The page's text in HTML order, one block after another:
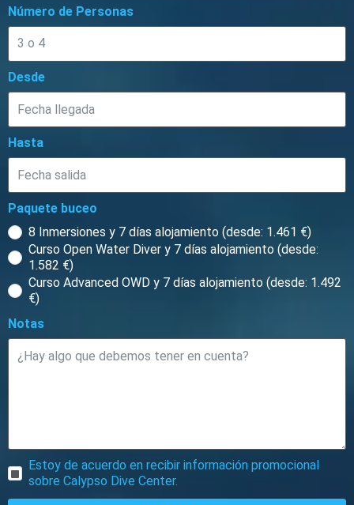
Número de Personas
Desde
Hasta
Paquete buceo
8 Inmersiones y 7 días alojamiento (desde: 1.461 €)
Curso Open Water Diver y 7 días alojamiento (desde:
1.582 €)
Curso Advanced OWD y 7 días alojamiento (desde: 1.492
€)
Notas
Estoy de acuerdo en recibir información promocional
sobre Calypso Dive Center.